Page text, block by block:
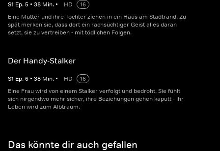
S1 Ep.5 • 38 Min. • HD
16
Eine Mutter und ihre Tochter ziehen in ein Haus am Stadtrand. Zu
spät merken sie, dass dort ein rachsüchtiger Geist alles daran
setzt, sie zu vertreiben - mit tödlichen Folgen.
Der Handy-Stalker
S1 Ep.6 • 38 Min. • HD
16
Eine Frau wird von einem Stalker verfolgt und bedroht. Sie fühlt
sich nirgendwo mehr sicher, ihre Beziehungen gehen kaputt - ihr
Leben wird zum Albtraum.
Das könnte dir auch gefallen